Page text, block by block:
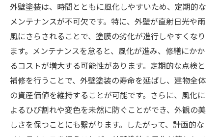
成功事例に学ぶ外壁塗装の実践方法
風化を防ぐための最新塗装技術の紹介
専門家が推奨する外壁塗装の選び方
外壁塗装のトラブルを防ぐための注意点
実例から学ぶ外壁塗装での風化対策
外壁塗装は、時間とともに風化しやすいため、定期的な
メンテナンスが不可欠です。特に、外壁が直射日光や雨
風にさらされることで、塗膜の劣化が進行しやすくなり
ます。メンテナンスを怠ると、風化が進み、修繕にかか
るコストが増大する可能性があります。定期的な点検と
補修を行うことで、外壁塗装の寿命を延ばし、建物全体
の資産価値を維持することが可能です。さらに、風化に
よるひび割れや変色を未然に防ぐことができ、外観の美
しさを保つことにも繋がります。したがって、計画的な